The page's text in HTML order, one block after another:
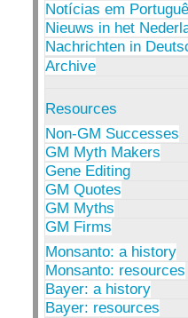
Notícias em
Nieuws in het
Nachrichten in
Archive
Resources
Non-GM Successes
GM Myth Makers
Gene Editing
GM Quotes
GM Myths
GM Firms
Monsanto: a history
Monsanto: resources
Bayer: a history
Bayer: resources